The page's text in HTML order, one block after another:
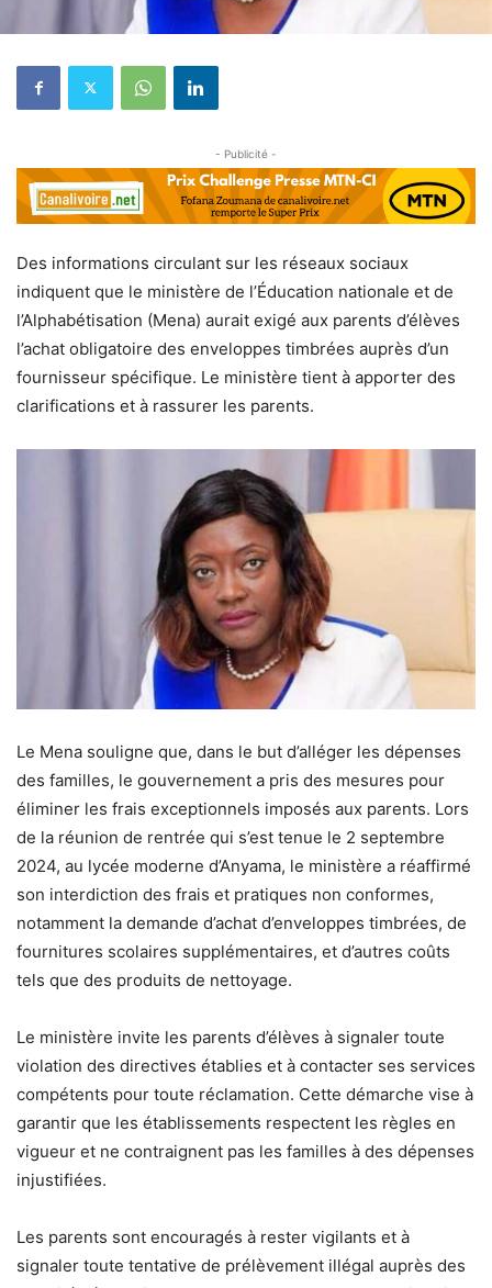
- Publicité -
Des informations circulant sur les réseaux sociaux
indiquent que le ministère de l’Éducation nationale et de
l’Alphabétisation (Mena) aurait exigé aux parents d’élèves
l’achat obligatoire des enveloppes timbrées auprès d’un
fournisseur spécifique. Le ministère tient à apporter des
clarifications et à rassurer les parents.
Le Mena souligne que, dans le but d’alléger les dépenses
des familles, le gouvernement a pris des mesures pour
éliminer les frais exceptionnels imposés aux parents. Lors
de la réunion de rentrée qui s’est tenue le 2 septembre
2024, au lycée moderne d’Anyama, le ministère a réaffirmé
son interdiction des frais et pratiques non conformes,
notamment la demande d’achat d’enveloppes timbrées, de
fournitures scolaires supplémentaires, et d’autres coûts
tels que des produits de nettoyage.
Le ministère invite les parents d’élèves à signaler toute
violation des directives établies et à contacter ses services
compétents pour toute réclamation. Cette démarche vise à
garantir que les établissements respectent les règles en
vigueur et ne contraignent pas les familles à des dépenses
injustifiées.
Les parents sont encouragés à rester vigilants et à
signaler toute tentative de prélèvement illégal auprès des